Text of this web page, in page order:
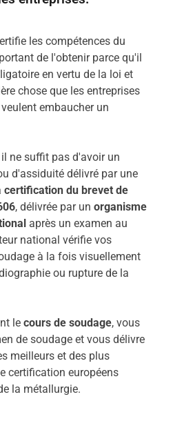
les compétences du
de l'obtenir parce qu'il
en vertu de la loi et
chose que les entreprises
embaucher un
ne suffit pas d'avoir un
d'assiduité délivré par une
certification du brevet de
, délivrée par unorganisme
après un examen au
national vérifie vos
à la fois visuellement
ou rupture de la
lecours de soudage, vous
de soudage et vous délivre
meilleurs et des plus
certification européens
la métallurgie.